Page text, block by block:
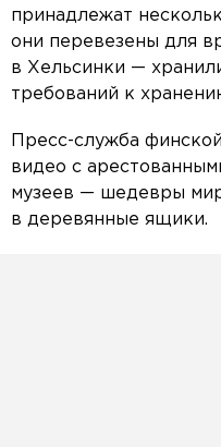
принадлежат
они перевезены для
в Хельсинки —
требований к
Пресс-служба
видео с
музеев — шедевры
в деревянные ящики.